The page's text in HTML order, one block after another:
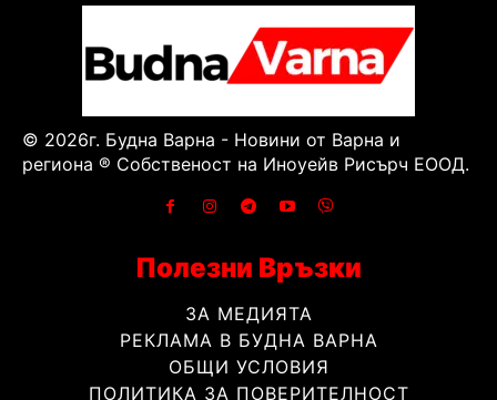
© 2026г. Будна Варна - Новини от Варна и
региона ® Собственост на Иноуейв Рисърч ЕООД.
Полезни Връзки
ЗА МЕДИЯТА
РЕКЛАМА В БУДНА ВАРНА
ОБЩИ УСЛОВИЯ
ПОЛИТИКА ЗА ПОВЕРИТЕЛНОСТ